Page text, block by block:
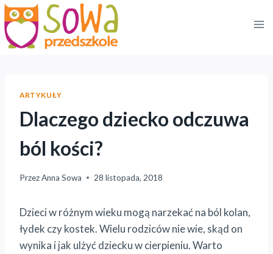
Przejdź
do
treści
ARTYKUŁY
Dlaczego dziecko odczuwa
ból kości?
PrzezAnna Sowa 28 listopada, 2018
Dzieci w różnym wieku mogą narzekać na ból kolan,
łydek czy kostek. Wielu rodziców nie wie, skąd on
wynika i jak ulżyć dziecku w cierpieniu. Warto